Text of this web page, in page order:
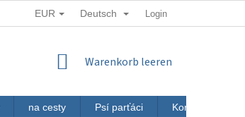
EUR Deutsch Login
WARENKORB
Warenkorb leeren
na cesty Psí parťáci Kontakt